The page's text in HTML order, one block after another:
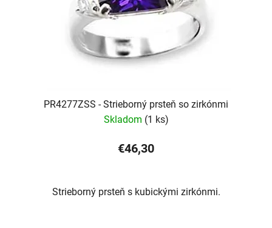
PR4277ZSS - Strieborný prsteň so zirkónmi
Skladom (1 ks)
€46,30
Strieborný prsteň s kubickými zirkónmi.